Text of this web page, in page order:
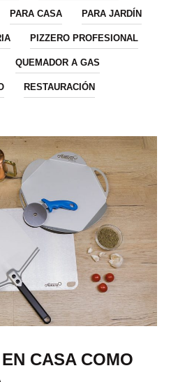
PARA CASA PARA JARDÍN
PIZZERO PROFESIONAL
QUEMADOR A GAS
RESTAURACIÓN
CASA COMO